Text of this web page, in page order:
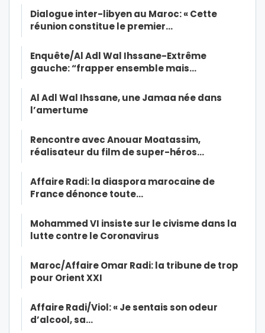
Dialogue inter-libyen au Maroc: « Cette
réunion constitue le premier…
Enquête/Al Adl Wal Ihssane-Extrême
gauche: “frapper ensemble mais…
Al Adl Wal Ihssane, une Jamaa née dans
l’amertume
Rencontre avec Anouar Moatassim,
réalisateur du film de super-héros…
Affaire Radi: la diaspora marocaine de
France dénonce toute…
Mohammed VI insiste sur le civisme dans la
lutte contre le Coronavirus
Maroc/Affaire Omar Radi: la tribune de trop
pour Orient XXI
Affaire Radi/Viol: « Je sentais son odeur
d’alcool, sa…